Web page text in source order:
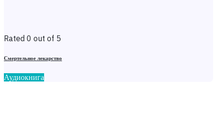
Rated 0 out of 5
Смертельное лекарство
Аудиокнига